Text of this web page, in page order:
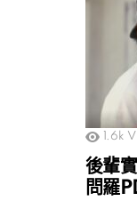
1.6k
後輩
問羅